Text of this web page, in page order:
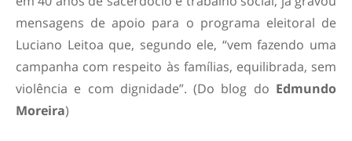
mensagens de apoio para o programa eleitoral de
Luciano Leitoa que, segundo ele, “vem fazendo uma
campanha com respeito às famílias, equilibrada, sem
violência e com dignidade”. (Do blog do Edmundo
Moreira)